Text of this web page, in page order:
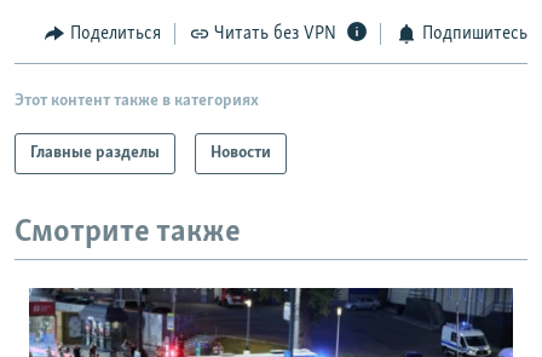
Поделиться Читать без VPN Подпишитесь
Этот контент также в категориях
Главные разделы Новости
Смотрите также